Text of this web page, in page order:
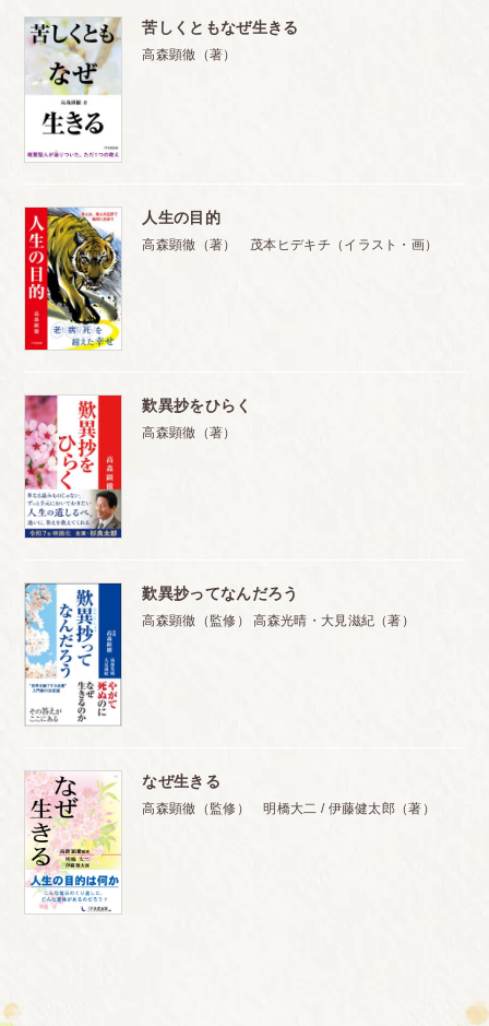
苦しくともなぜ生きる
高森顕徹（著）
人生の目的
高森顕徹（著） 茂本ヒデキチ（イラスト・画）
歎異抄をひらく
高森顕徹（著）
歎異抄ってなんだろう
高森顕徹（監修） 高森光晴・大見滋紀（著）
なぜ生きる
高森顕徹（監修） 明橋大二 / 伊藤健太郎（著）